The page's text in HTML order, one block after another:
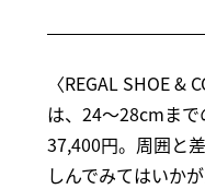
〈REGAL SHOE
は、24〜28cmま
37,400円。周囲と
しんでみてはいか